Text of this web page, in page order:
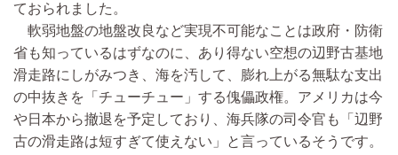
ておられました。
軟弱地盤の地盤改良など実現不可能なことは政府・防衛
省も知っているはずなのに、あり得ない空想の辺野古基地
滑走路にしがみつき、海を汚して、膨れ上がる無駄な支出
の中抜きを「チューチュー」する傀儡政権。アメリカは今
や日本から撤退を予定しており、海兵隊の司令官も「辺野
古の滑走路は短すぎて使えない」と言っているそうです。